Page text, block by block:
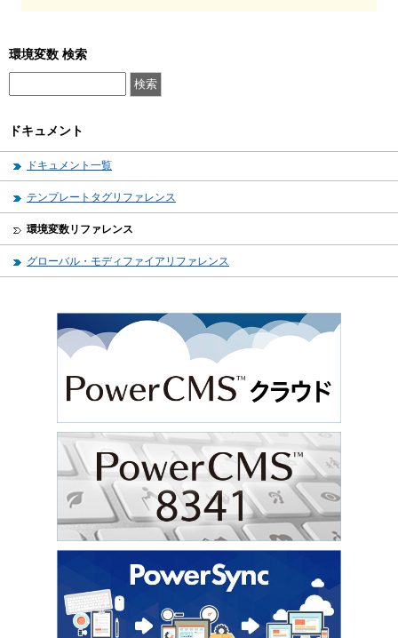
環境変数 検索
ドキュメント
ドキュメント一覧
テンプレートタグリファレンス
環境変数リファレンス
グローバル・モディファイアリファレンス